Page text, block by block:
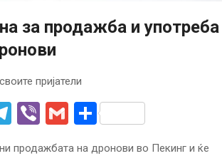
за продажба и употреба
пријатели
Telegram
ViberGmailShare
продажбата на дронови во Пекинг и ќе